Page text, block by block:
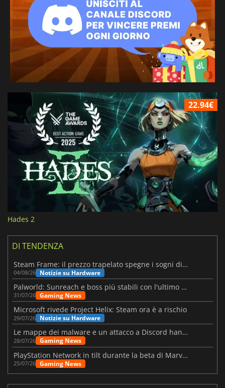
22.94€
Hades 2
DI TENDENZA
Steam Frame: il prezzo trapelato spegne i sogni di un VR economico
04/08/26 Notizie su Hardware
Palworld: Sunreach e boss più stabili con l'ultimo update
31/07/26 Gaming News
Microsoft rivede Project Helix: Steam ora è a rischio
29/07/26 Notizie su Hardware
Le mappe dei malware e un attacco a Discord hanno colpito Meccha Chameleon
28/07/26 Gaming News
PlayStation Network in tilt durante la beta di Marvel Tōkon
25/07/26 Gaming News